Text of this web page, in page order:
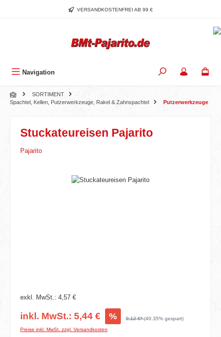
Zum Hauptinhalt springenVERSANDKOSTENFREI AB 99 €
Navigation
SORTIMENT
Spachtel, Kellen, Putzerwerkzeuge, Rakel & Zahnspachtel
Putzerwerkzeuge
Stuckateureisen Pajarito
Pajarito
Bildergalerie überspringen
exkl. MwSt.: 4,57 €
inkl. MwSt.: 5,44 € % 9,12 €*(40.35% gespart)
Preise inkl. MwSt. zzgl. Versandkosten